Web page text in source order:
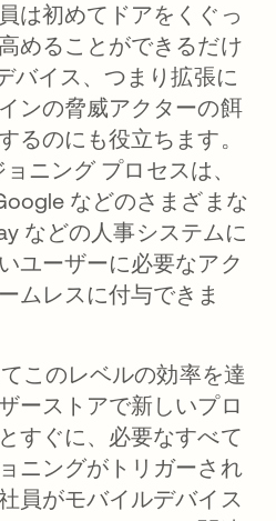
は初めてドアをくぐっ
めることができるだけ
バイス、つまり拡張に
ンの脅威アクターの餌
るのにも役立ちます。
ニング プロセスは、
などのさまざまな
などの人事システムに
ユーザーに必要なアク
ムレスに付与できま
このレベルの効率を達
ーストアで新しいプロ
すぐに、必要なすべて
ニングがトリガーされ
員がモバイルデバイス